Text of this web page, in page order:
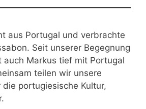
aus Portugal und verbrachte
Seit unserer Begegnung
auch Markus tief mit Portugal
teilen wir unsere
portugiesische Kultur,